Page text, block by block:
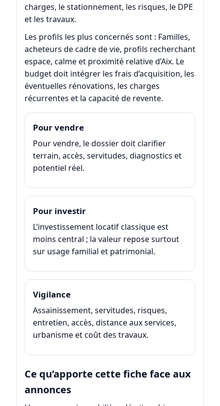
charges, le stationnement, les risques, le DPE
et les travaux.
Les profils les plus concernés sont : Familles,
acheteurs de cadre de vie, profils recherchant
espace, calme et proximité relative d’Aix. Le
budget doit intégrer les frais d’acquisition, les
éventuelles rénovations, les charges
récurrentes et la capacité de revente.
Pour vendre
Pour vendre, le dossier doit clarifier
terrain, accès, servitudes, diagnostics et
potentiel réel.
Pour investir
L’investissement locatif classique est
moins central ; la valeur repose surtout
sur usage familial et patrimonial.
Vigilance
Assainissement, servitudes, risques,
entretien, accès, distance aux services,
urbanisme et coût des travaux.
Ce qu’apporte cette fiche face aux
annonces